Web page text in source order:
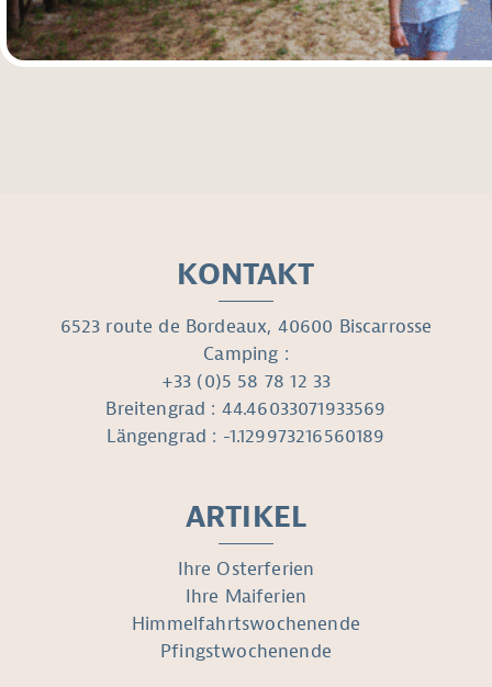
KONTAKT
6523 route de Bordeaux, 40600 Biscarrosse
Camping :
+33 (0)5 58 78 12 33
Breitengrad : 44.46033071933569
Längengrad : -1.129973216560189
ARTIKEL
Ihre Osterferien
Ihre Maiferien
Himmelfahrtswochenende
Pfingstwochenende